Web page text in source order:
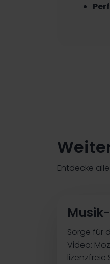
Entdecke
Sorge für
Video:
lizenzfreie